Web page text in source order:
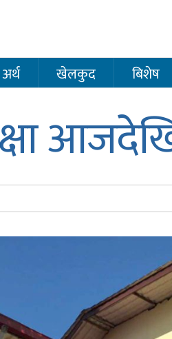
अर्थ खेलकुद बिशेष